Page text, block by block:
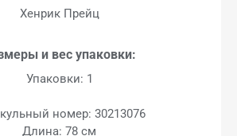
Хенрик Прейц
и вес упаковки:
Упаковки: 1
номер: 30213076
Длина: 78 см